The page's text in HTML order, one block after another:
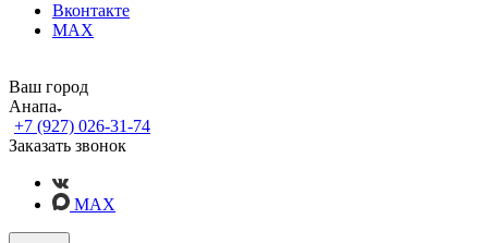
Вконтакте
MAX
Ваш город
Анапа
+7 (927) 026-31-74
Заказать звонок
MAX